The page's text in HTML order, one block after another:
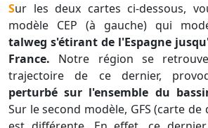
Sur les deux cartes ci-dessous, vous pouvez voir le
modèle CEP (à gauche) qui
talweg s'étirant de l'Espagne
France. Notre région se
trajectoire de ce dernier,
perturbé sur l'ensemble du
Sur le second modèle, GFS (carte